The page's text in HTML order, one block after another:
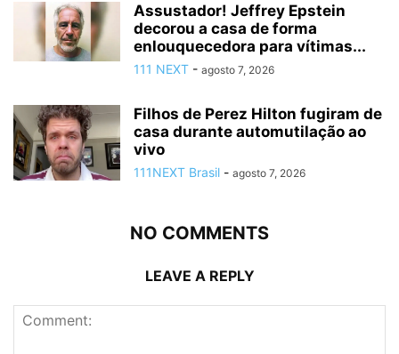
Assustador! Jeffrey Epstein
decorou a casa de forma
enlouquecedora para vítimas...
111 NEXT - agosto 7, 2026
Filhos de Perez Hilton fugiram de
casa durante automutilação ao
vivo
111NEXT Brasil - agosto 7, 2026
NO COMMENTS
LEAVE A REPLY